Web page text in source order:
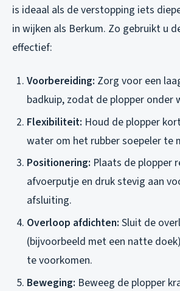
is ideaal als de verstopping iets
in wijken als Berkum. Zo gebruikt u
effectief:
Voorbereiding: Zorg voor een
badkuip, zodat de plopper onder
Flexibiliteit: Houd de plopper
water om het rubber soepeler te
Positionering: Plaats de plopper
afvoerputje en druk stevig aan
afsluiting.
Overloop afdichten: Sluit de
(bijvoorbeeld met een natte
te voorkomen.
Beweging: Beweeg de plopper